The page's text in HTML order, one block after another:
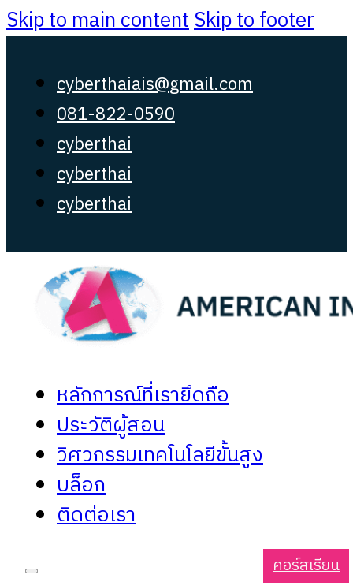
Skip to main contentSkip to footer
cyberthaiais@gmail.com
081-822-0590
cyberthai
cyberthai
cyberthai
หลักการณ์ที่เรายึดถือ
ประวัติผู้สอน
วิศวกรรมเทคโนโลยีขั้นสูง
บล็อก
ติดต่อเรา
คอร์สเรียน